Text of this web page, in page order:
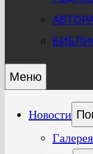
Меню
Новости
Галерея